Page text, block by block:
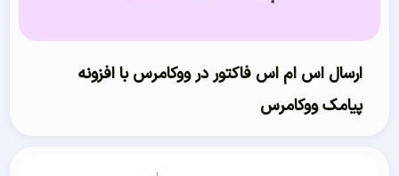
ارسال اس ام اس فاکتور در ووکامرس با افزونه
پیامک ووکامرس